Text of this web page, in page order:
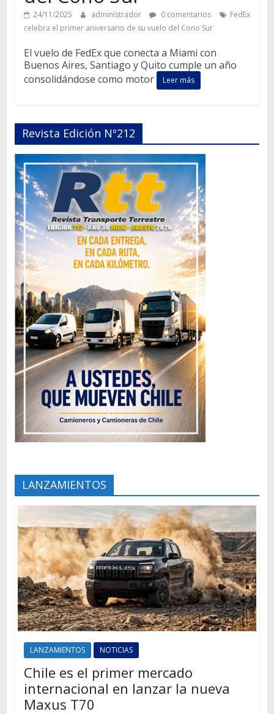
24/11/2025 administrador 0 comentarios
FedEx
celebra el primer aniversario de su vuelo del Cono Sur
El vuelo de FedEx que conecta a Miami con
Buenos Aires, Santiago y Quito cumple un año
consolidándose como motor
Leer más
Revista Edición Nº212
LANZAMIENTOS
LANZAMIENTOS NOTICIAS
Chile es el primer mercado
internacional en lanzar la nueva
Maxus T70